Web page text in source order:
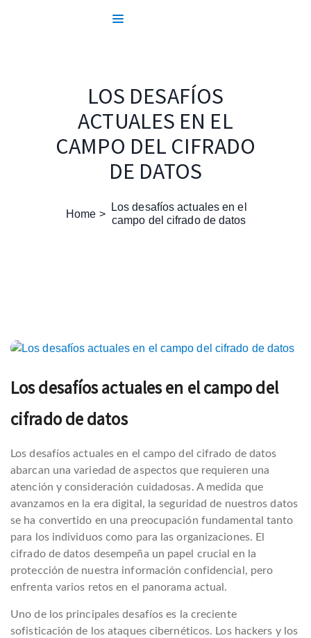
LOS DESAFÍOS
ACTUALES EN EL
CAMPO DEL CIFRADO
DE DATOS
Home
Los desafíos actuales en el
campo del cifrado de datos
Los desafíos actuales en el campo del
cifrado de datos
Los desafíos actuales en el campo del cifrado de datos
abarcan una variedad de aspectos que requieren una
atención y consideración cuidadosas. A medida que
avanzamos en la era digital, la seguridad de nuestros datos
se ha convertido en una preocupación fundamental tanto
para los individuos como para las organizaciones. El
cifrado de datos desempeña un papel crucial en la
protección de nuestra información confidencial, pero
enfrenta varios retos en el panorama actual.
Uno de los principales desafíos es la creciente
sofisticación de los ataques cibernéticos. Los hackers y los
Navegación
de
entradas